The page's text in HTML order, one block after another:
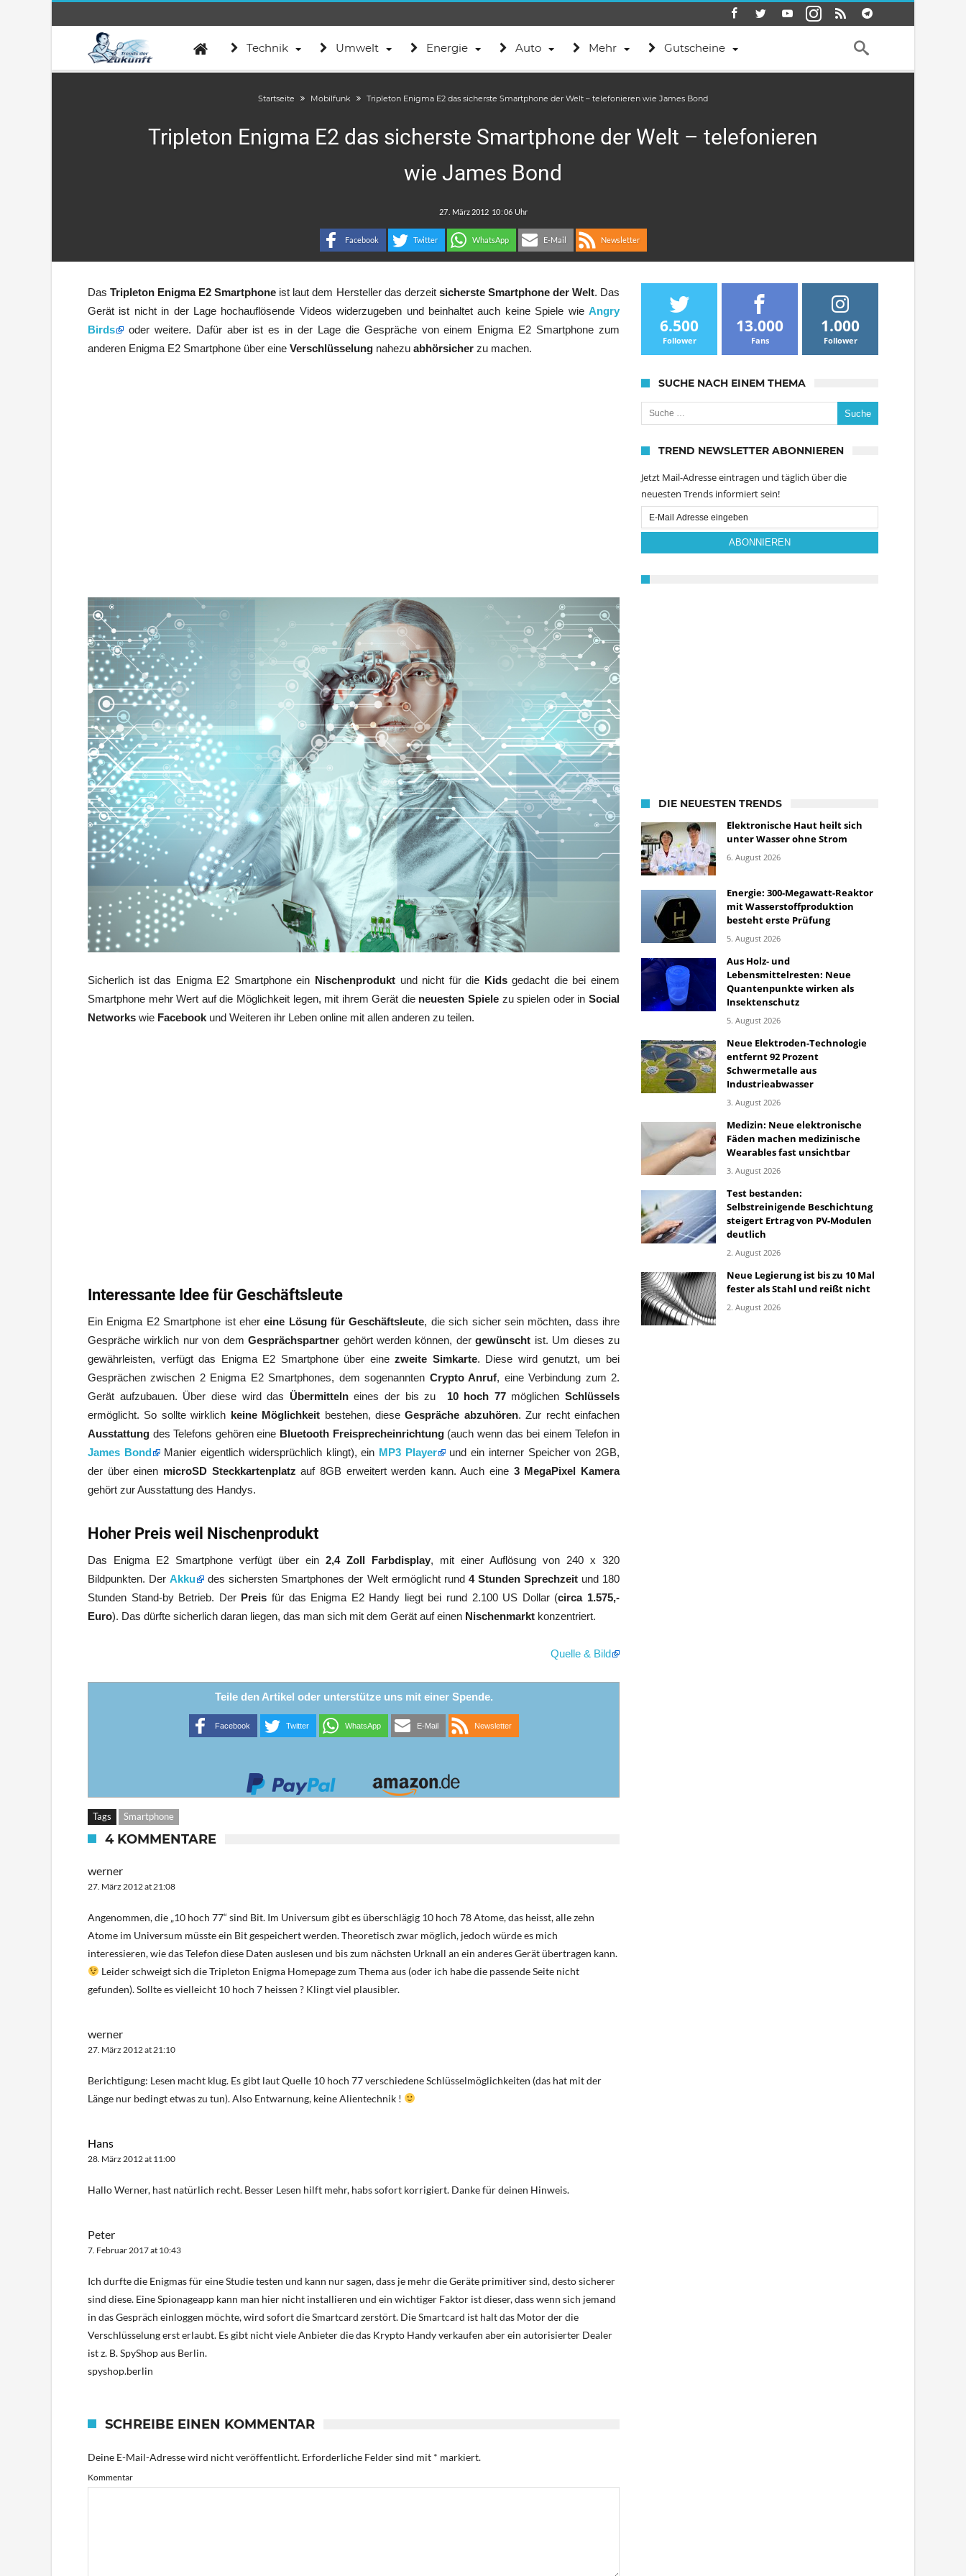
Technik Umwelt Energie Auto Mehr Gutscheine
Startseite Mobilfunk Tripleton Enigma E2 das sicherste Smartphone der Welt – telefonieren wie James Bond
Tripleton Enigma E2 das sicherste Smartphone der Welt – telefonieren
wie James Bond
:
Facebook Twitter WhatsApp E-Mail Newsletter
DasTripleton Enigma E2 Smartphone ist laut dem Hersteller das derzeit sicherste Smartphone der Welt. Das
Gerät ist nicht in der Lage hochauflösende Videos widerzugeben und beinhaltet auch keine Spiele wie Angry
Birds
oder weitere. Dafür aber ist es in der Lage die Gespräche von einem Enigma E2 Smartphone zum
anderen Enigma E2 Smartphone über eine Verschlüsselung nahezu abhörsicher zu machen.
Sicherlich ist das Enigma E2 Smartphone ein Nischenproduktund nicht für die Kidsgedacht die bei einem
Smartphone mehr Wert auf die Möglichkeit legen, mit ihrem Gerät die neuesten Spiele zu spielen oder in Social
Networks wie Facebook und Weiteren ihr Leben online mit allen anderen zu teilen.
Interessante Idee für Geschäftsleute
Ein Enigma E2 Smartphone ist ehereine Lösung für Geschäftsleute, die sich sicher sein möchten, dass ihre
Gespräche wirklich nur von demGesprächspartner gehört werden können, dergewünscht ist. Um dieses zu
gewährleisten, verfügt das Enigma E2 Smartphone über eine zweite Simkarte. Diese wird genutzt, um bei
Gesprächen zwischen 2 Enigma E2 Smartphones, dem sogenannten Crypto Anruf, eine Verbindung zum 2.
Gerät aufzubauen. Über diese wird das Übermittelneines der bis zu 10 hoch 77 möglichen Schlüssels
ermöglicht. So sollte wirklich keine Möglichkeit bestehen, dieseGespräche abzuhören. Zur recht einfachen
Ausstattung des Telefons gehören eine Bluetooth Freisprecheinrichtung(auch wenn das bei einem Telefon in
James Bond
Manier eigentlich widersprüchlich klingt), ein MP3 Player
und ein interner Speicher von 2GB,
der über einen microSD Steckkartenplatz auf 8GB erweitert werden kann. Auch eine 3 MegaPixel Kamera
gehört zur Ausstattung des Handys.
Hoher Preis weil Nischenprodukt
Das Enigma E2 Smartphone verfügt über ein 2,4 Zoll Farbdisplay, mit einer Auflösung von 240 x 320
Bildpunkten. DerAkku des sichersten Smartphones der Welt ermöglicht rund4 Stunden Sprechzeitund 180
Stunden Stand-by Betrieb. Der Preis für das Enigma E2 Handy liegt bei rund 2.100 US Dollar (circa 1.575,-
Euro). Das dürfte sicherlich daran liegen, das man sich mit dem Gerät auf einen Nischenmarkt konzentriert.
Quelle & Bild
Teile den Artikel oder unterstütze uns mit einer Spende.
Facebook Twitter WhatsApp E-Mail Newsletter
Tags Smartphone
4 KOMMENTARE
werner
27. März 2012 at 21:08
Angenommen, die „10 hoch 77“ sind Bit. Im Universum gibt es überschlägig 10 hoch 78 Atome, das heisst, alle zehn
Atome im Universum müsste ein Bit gespeichert werden. Theoretisch zwar möglich, jedoch würde es mich
interessieren, wie das Telefon diese Daten auslesen und bis zum nächsten Urknall an ein anderes Gerät übertragen kann.
Leider schweigt sich die Tripleton Enigma Homepage zum Thema aus (oder ich habe die passende Seite nicht
gefunden). Sollte es vielleicht 10 hoch 7 heissen ? Klingt viel plausibler.
werner
27. März 2012 at 21:10
Berichtigung: Lesen macht klug. Es gibt laut Quelle 10 hoch 77 verschiedene Schlüsselmöglichkeiten (das hat mit der
Länge nur bedingt etwas zu tun). Also Entwarnung, keine Alientechnik !
Hans
28. März 2012 at 11:00
Hallo Werner, hast natürlich recht. Besser Lesen hilft mehr, habs sofort korrigiert. Danke für deinen Hinweis.
Peter
7. Februar 2017 at 10:43
Ich durfte die Enigmas für eine Studie testen und kann nur sagen, dass je mehr die Geräte primitiver sind, desto sicherer
sind diese. Eine Spionageapp kann man hier nicht installieren und ein wichtiger Faktor ist dieser, dass wenn sich jemand
in das Gespräch einloggen möchte, wird sofort die Smartcard zerstört. Die Smartcard ist halt das Motor der die
Verschlüsselung erst erlaubt. Es gibt nicht viele Anbieter die das Krypto Handy verkaufen aber ein autorisierter Dealer
ist z. B. SpyShop aus Berlin.
spyshop.berlin
SCHREIBE EINEN KOMMENTAR
Deine E-Mail-Adresse wird nicht veröffentlicht. Erforderliche Felder sind mit * markiert.
Kommentar
6.500
Follower
13.000
Fans
1.000
Follower
SUCHE NACH EINEM THEMA
Suche nach:
TREND NEWSLETTER ABONNIEREN
Jetzt Mail-Adresse eintragen und täglich über die
neuesten Trends informiert sein!
Email
Subscription
ABONNIEREN
DIE NEUESTEN TRENDS
Elektronische Haut heilt sich
unter Wasser ohne Strom
6. August 2026
Energie: 300-Megawatt-Reaktor
mit Wasserstoffproduktion
besteht erste Prüfung
5. August 2026
Aus Holz- und
Lebensmittelresten: Neue
Quantenpunkte wirken als
Insektenschutz
5. August 2026
Neue Elektroden-Technologie
entfernt 92 Prozent
Schwermetalle aus
Industrieabwasser
3. August 2026
Medizin: Neue elektronische
Fäden machen medizinische
Wearables fast unsichtbar
3. August 2026
Test bestanden:
Selbstreinigende Beschichtung
steigert Ertrag von PV-Modulen
deutlich
2. August 2026
Neue Legierung ist bis zu 10 Mal
fester als Stahl und reißt nicht
2. August 2026